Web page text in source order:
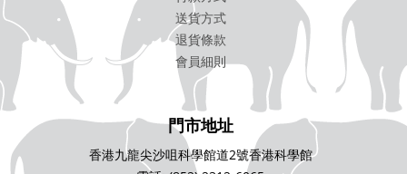
送貨方式
退貨條款
會員細則
門市地址
香港九龍尖沙咀科學館道2號香港科學館